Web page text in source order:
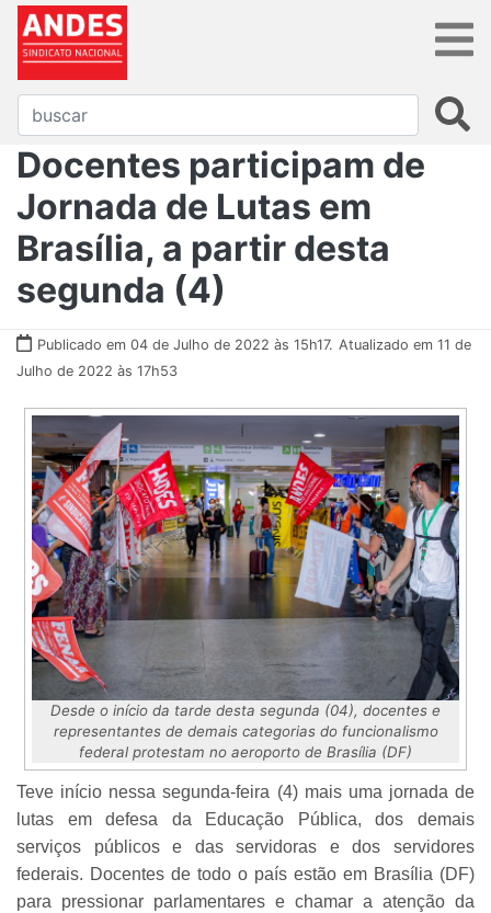
Docentes participam de
Jornada de Lutas em
Brasília, a partir desta
segunda (4)
Publicado em 04 de Julho de 2022 às 15h17. Atualizado em 11 de
Julho de 2022 às 17h53
Desde o início da tarde desta segunda (04), docentes e
representantes de demais categorias do funcionalismo
federal protestam no aeroporto de Brasília (DF)
Teve início nessa segunda-feira (4) mais uma jornada de
lutas em defesa da Educação Pública, dos demais
serviços públicos e das servidoras e dos servidores
federais. Docentes de todo o país estão em Brasília (DF)
para pressionar parlamentares e chamar a atenção da